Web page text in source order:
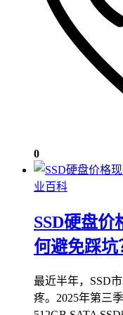
0
业百科
SSD硬盘价
何避免踩坑
最近半年，SSD
疼。2025年第三